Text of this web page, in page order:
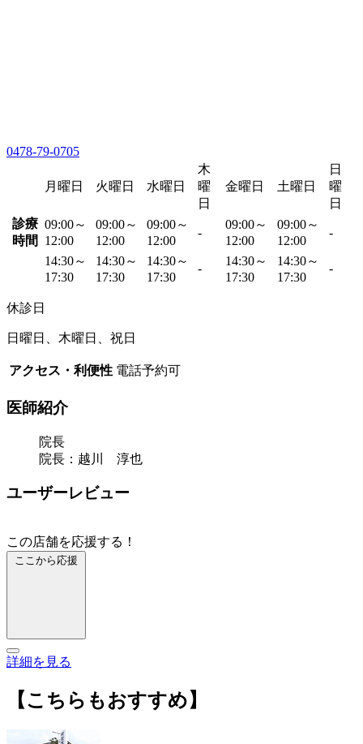
0478-79-0705
月曜日 火曜日 水曜日
木
曜
日
金曜日 土曜日
日
曜
日
診療
時間
09:00～
12:00
09:00～
12:00
09:00～
12:00
-
09:00～
12:00
09:00～
12:00
-
14:30～
17:30
14:30～
17:30
14:30～
17:30
-
14:30～
17:30
14:30～
17:30
-
休診日
日曜日、木曜日、祝日
アクセス・利便性 電話予約可
医師紹介
院長
院長：越川 淳也
ユーザーレビュー
この店舗を応援する！
ここから応援
詳細を見る
【こちらもおすすめ】